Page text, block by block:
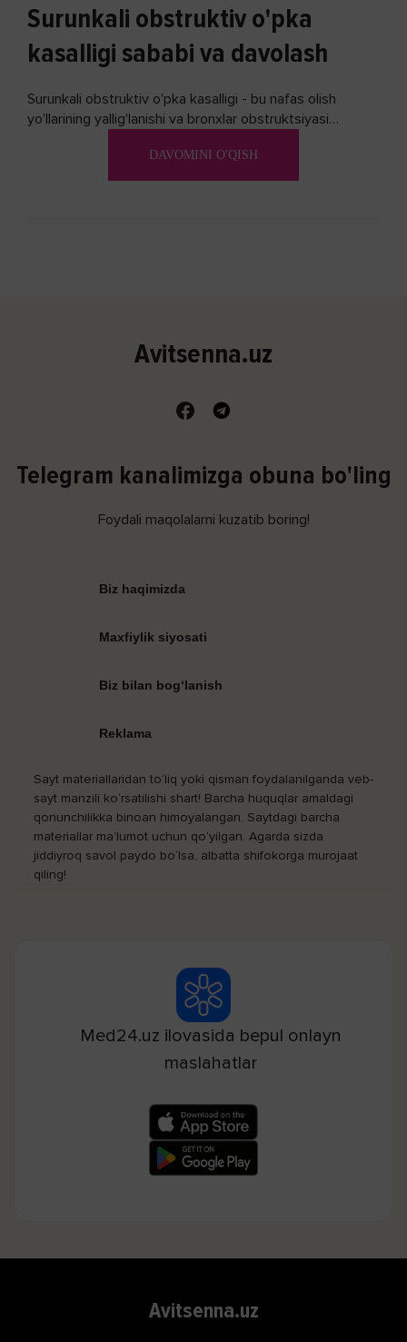
Surunkali obstruktiv o'pka
kasalligi sababi va davolash
Surunkali obstruktiv o'pka kasalligi - bu nafas olish
yo'llarining yallig'lanishi va bronxlar obstruktsiyasi
DAVOMINI O'QISH
Avitsenna.uz
Telegram kanalimizga obuna bo'ling
Foydali maqolalarni kuzatib boring!
Biz haqimizda
Maxfiylik siyosati
Biz bilan bog‘lanish
Reklama
Sayt materiallaridan to‘liq yoki qisman foydalanilganda veb-
sayt manzili ko‘rsatilishi shart! Barcha huquqlar amaldagi
qonunchilikka binoan himoyalangan. Saytdagi barcha
materiallar ma’lumot uchun qo‘yilgan. Agarda sizda
jiddiyroq savol paydo bo‘lsa, albatta shifokorga murojaat
qiling!
Med24.uz ilovasida bepul onlayn
maslahatlar
Avitsenna.uz